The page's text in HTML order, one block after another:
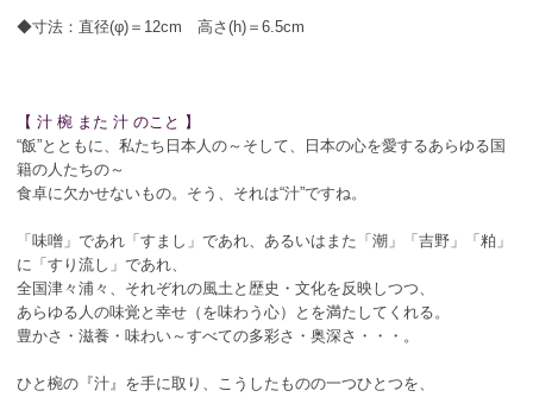
◆寸法：直径(φ)＝12cm 高さ(h)＝6.5cm
【 汁 椀 また 汁 のこと 】
“飯”とともに、私たち日本人の～そして、日本の心を愛するあらゆる国
籍の人たちの～
食卓に欠かせないもの。そう、それは“汁”ですね。
「味噌」であれ「すまし」であれ、あるいはまた「潮」「吉野」「粕」
に「すり流し」であれ、
全国津々浦々、それぞれの風土と歴史・文化を反映しつつ、
あらゆる人の味覚と幸せ（を味わう心）とを満たしてくれる。
豊かさ・滋養・味わい～すべての多彩さ・奥深さ・・・。
ひと椀の『汁』を手に取り、こうしたものの一つひとつを、